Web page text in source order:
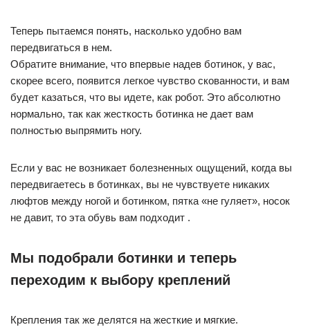
Теперь пытаемся понять, насколько удобно вам
передвигаться в нем.
Обратите внимание, что впервые надев ботинок, у вас,
скорее всего, появится легкое чувство скованности, и вам
будет казаться, что вы идете, как робот. Это абсолютно
нормально, так как жесткость ботинка не дает вам
полностью выпрямить ногу.
Если у вас не возникает болезненных ощущений, когда вы
передвигаетесь в ботинках, вы не чувствуете никаких
люфтов между ногой и ботинком, пятка «не гуляет», носок
не давит, то эта обувь вам подходит .
Мы подобрали ботинки и теперь
переходим к выбору креплений
Крепления так же делятся на жесткие и мягкие.